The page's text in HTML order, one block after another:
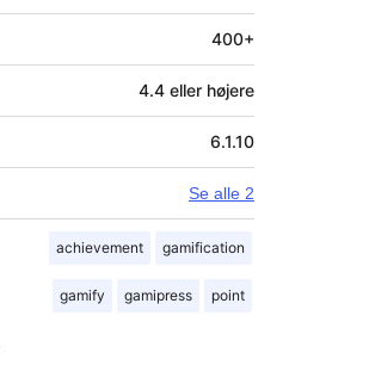
400+
4.4 eller højere
6.1.10
Se alle 2
achievement gamification
gamify gamipress point